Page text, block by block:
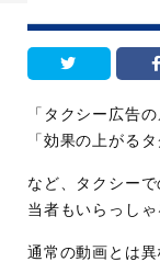
「タクシー広告
「効果の上がる
など、タクシー
当者もいらっしゃ
通常の動画とは